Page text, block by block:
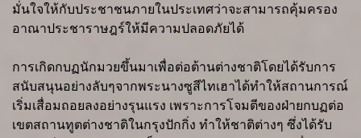
มั่นใจให้กับประชาชนภายในประเทศว่าจะสามารถคุ้มครอง
อาณาประชาราษฎร์ให้มีความปลอดภัยได้
การเกิดกบฏนักมวยขึ้นมาเพื่อต่อต้านต่างชาติโดยได้รับการ
สนับสนุนอย่างลับๆจากพระนางซูสีไทเฮาได้ทำให้สถานการณ์
เริ่มเสื่อมถอยลงอย่างรุนแรง เพราะการโจมตีของฝ่ายกบฏต่อ
เขตสถานทูตต่างชาติในกรุงปักกิ่ง ทำให้ชาติต่างๆ ซึ่งได้รับ